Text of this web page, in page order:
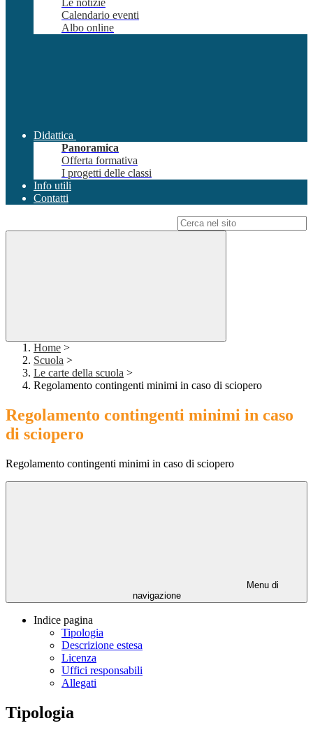
Le notizie
Calendario eventi
Albo online
Didattica
Panoramica
Offerta formativa
I progetti delle classi
Info utili
Contatti
Home >
Scuola >
Le carte della scuola >
Regolamento contingenti minimi in caso di sciopero
Regolamento contingenti minimi in caso
di sciopero
Regolamento contingenti minimi in caso di sciopero
Menu di
navigazione
Indice pagina
Tipologia
Descrizione estesa
Licenza
Uffici responsabili
Allegati
Tipologia